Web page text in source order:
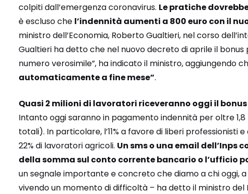
colpiti dall’emergenza coronavirus. Le pratiche
è escluso che l’indennità aumenti a 800 euro con il
ministro dell’Economia, Roberto Gualtieri, nel corso
Gualtieri ha detto che nel nuovo decreto di aprile il
numero verosimile”, ha indicato il ministro, aggiungendo
automaticamente a fine mese”.
Quasi 2 milioni di lavoratori riceveranno oggi il
Intanto oggi saranno in pagamento indennità per oltre
totali). In particolare, l’11% a favore di liberi professionisti
22% di lavoratori agricoli. Un sms o una email dell’Inps
della somma sul conto corrente bancario o l’ufficio
un segnale importante e concreto che diamo a chi oggi,
vivendo un momento di difficoltà – ha detto il ministro del